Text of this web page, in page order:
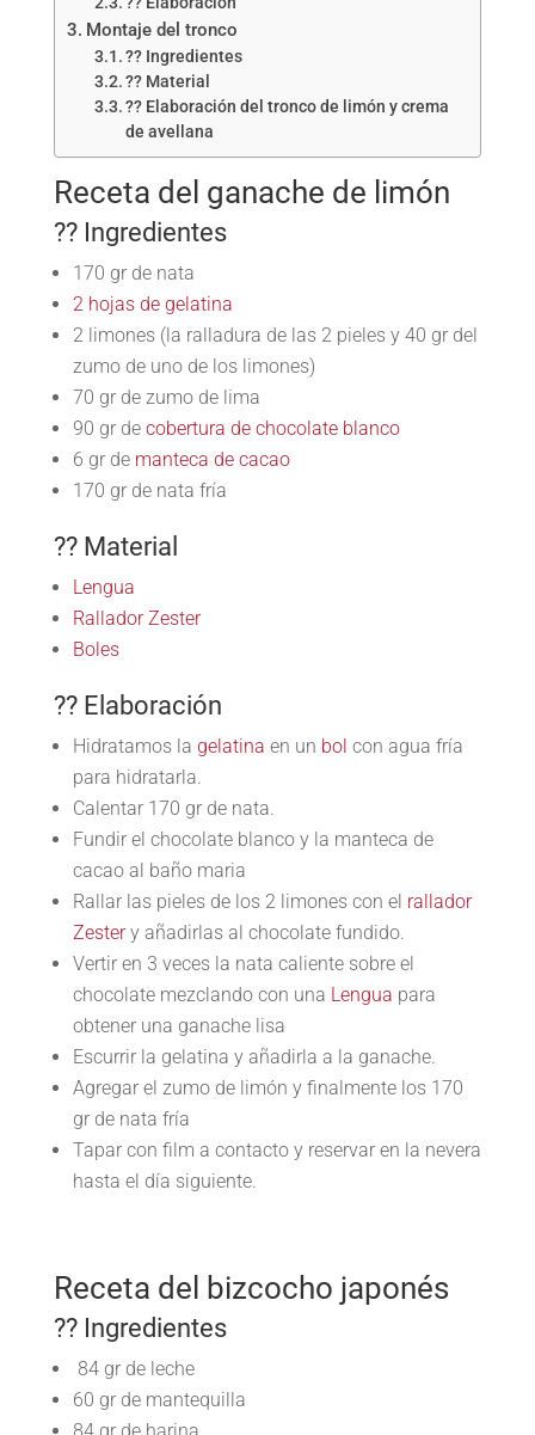
Montaje del tronco
?? Ingredientes
?? Material
?? Elaboración del tronco de limón y crema
de avellana
Receta del ganache de limón
?? Ingredientes
170 gr de nata
2 hojas de gelatina
2 limones (la ralladura de las 2 pieles y 40 gr del
zumo de uno de los limones)
70 gr de zumo de lima
90 gr de cobertura de chocolate blanco
6 gr de manteca de cacao
170 gr de nata fría
?? Material
Lengua
Rallador Zester
Boles
?? Elaboración
Hidratamos la gelatina en un bol con agua fría
para hidratarla.
Calentar 170 gr de nata.
Fundir el chocolate blanco y la manteca de
cacao al baño maria
Rallar las pieles de los 2 limones con el rallador
Zestery añadirlas al chocolate fundido.
Vertir en 3 veces la nata caliente sobre el
chocolate mezclando con una Lengua para
obtener una ganache lisa
Escurrir la gelatina y añadirla a la ganache.
Agregar el zumo de limón y finalmente los 170
gr de nata fría
Tapar con film a contacto y reservar en la nevera
hasta el día siguiente.
Receta del bizcocho japonés
?? Ingredientes
84 gr de leche
60 gr de mantequilla